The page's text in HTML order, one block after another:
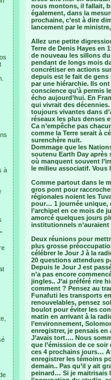
à
nous montons, il fallait,
également, dans la
prochaine, c’est à dire
lancement par le
Allez une petite
Terre de Denis Hayes en
de nouveau les sillons
pendant de longs mois
concrétiser en actions
depuis est le fait de gens
par une hiérarchie. Ils
conscience qu’à permis
écho aujourd’hui. En
qui vivrait des
toujours vivantes dans
réseaux les plus denses
Ca n’empêche pas
comme la Terre serait à
surenchère nuit.
Dommage que les
soutenu Earth Day après
où manquent souvent
le milieu associatif. Vous
Comme partout dans le
gros pont pour
régionales noient les
pour… 1 journée unique,
l’archipel en ce mois de
amorcé quelques jours
institutionnels
Deux réunions pour
plus grosse
célébrer le Jour J à la
20 questions attendues
Depuis le Jour J est
n’a pas encore
jingles.. J’ai préféré rire
comment ? Pensez au
Funafuti les transports
renouvelables, pensez
boulot pour éviter les
matin en arrivant à la
l’environnement,
enregistrer, je pensais
J’avais tort…. Nous
que l’émission de ce
ces 4 prochains jours…
enregistrer les témoins
demain.. Pas qu’il y ait
peinard… Si je maitrisais